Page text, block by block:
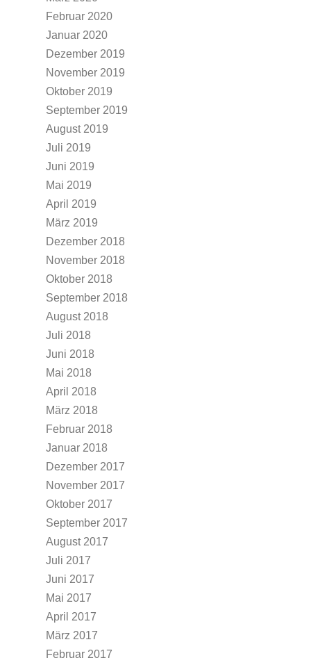
Februar 2020
Januar 2020
Dezember 2019
November 2019
Oktober 2019
September 2019
August 2019
Juli 2019
Juni 2019
Mai 2019
April 2019
März 2019
Dezember 2018
November 2018
Oktober 2018
September 2018
August 2018
Juli 2018
Juni 2018
Mai 2018
April 2018
März 2018
Februar 2018
Januar 2018
Dezember 2017
November 2017
Oktober 2017
September 2017
August 2017
Juli 2017
Juni 2017
Mai 2017
April 2017
März 2017
Februar 2017